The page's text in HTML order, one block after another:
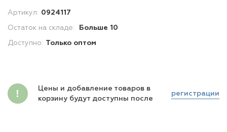
Артикул: 0924117
Остаток на складе: Больше 10
Доступно: Только оптом
Цены и добавление товаров в
корзину будут доступны после
регистрации